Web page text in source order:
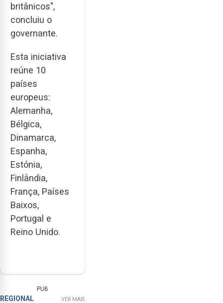
britânicos",
concluiu o
governante.
Esta iniciativa
reúne 10
países
europeus:
Alemanha,
Bélgica,
Dinamarca,
Espanha,
Estónia,
Finlândia,
França, Países
Baixos,
Portugal e
Reino Unido.
PUB
REGIONAL VER MAIS